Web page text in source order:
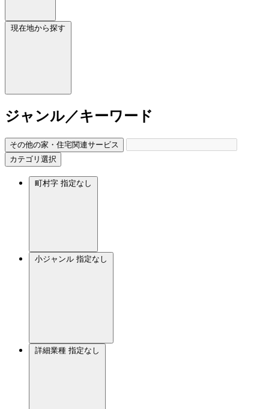
現在地から探す
ジャンル／キーワード
その他の家・住宅関連サービス
カテゴリ選択
町村字 指定なし
小ジャンル 指定なし
詳細業種 指定なし